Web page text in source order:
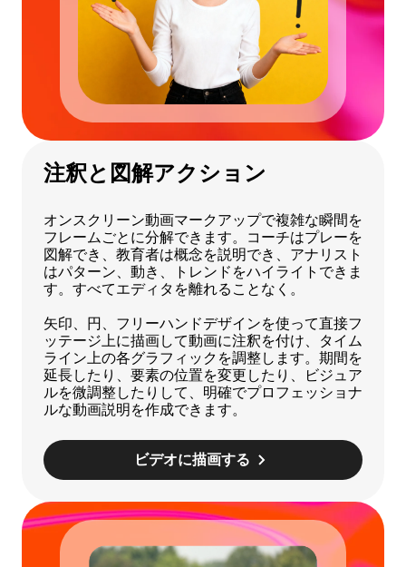
注釈と図解アクション
オンスクリーン動画マークアップで複雑な瞬間を
フレームごとに分解できます。コーチはプレーを
図解でき、教育者は概念を説明でき、アナリスト
はパターン、動き、トレンドをハイライトできま
す。すべてエディタを離れることなく。
矢印、円、フリーハンドデザインを使って直接フ
ッテージ上に描画して動画に注釈を付け、タイム
ライン上の各グラフィックを調整します。期間を
延長したり、要素の位置を変更したり、ビジュア
ルを微調整したりして、明確でプロフェッショナ
ルな動画説明を作成できます。
ビデオに描画する